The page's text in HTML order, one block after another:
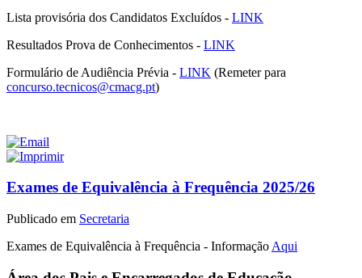
Lista provisória dos Candidatos Excluídos - LINK
Resultados Prova de Conhecimentos - LINK
Formulário de Audiência Prévia - LINK (Remeter para
concurso.tecnicos@cmacg.pt)
Exames de Equivalência à Frequência 2025/26
Publicado em Secretaria
Exames de Equivalência à Frequência - Informação Aqui